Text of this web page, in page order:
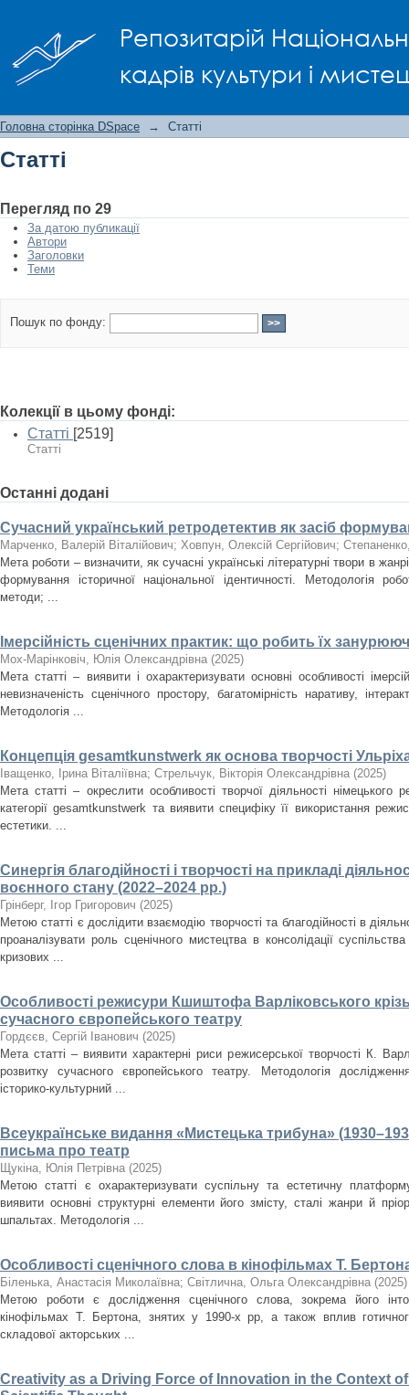
Репозитарій
кадрів культури і
Головна сторінка DSpace → Статті
Статті
Перегляд по 29
За датою публикації
Автори
Заголовки
Теми
Пошук по фонду:
Колекції в цьому фонді:
Статті [2519]
Статті
Останні додані
Сучасний український ретродетектив як засіб
Марченко, Валерій Віталійович; Ховпун, Олексій Сергійович;
Мета роботи – визначити, як сучасні українські літературні твори в
формування історичної національної ідентичності. Методологія
методи; ...
Імерсійність сценічних практик: що робить їх
Мох-Марінковіч, Юлія Олександрівна (2025)
Мета статті – виявити і охарактеризувати основні особливості
невизначеність сценічного простору, багатомірність наративу,
Методологія ...
Концепція gesamtkunstwerk як основа творчості
Іващенко, Ірина Віталіївна; Стрельчук, Вікторія Олександрівна (2025)
Мета статті – окреслити особливості творчої діяльності
категорії gesamtkunstwerk та виявити специфіку її використання
естетики. ...
Синергія благодійності і творчості на прикладі
воєнного стану (2022–2024 рр.)
Грінберг, Ігор Григорович (2025)
Метою статті є дослідити взаємодію творчості та благодійності в
проаналізувати роль сценічного мистецтва в консолідації
кризових ...
Особливості режисури Кшиштофа Варліковського
сучасного європейського театру
Гордєєв, Сергій Іванович (2025)
Мета статті – виявити характерні риси режисерської творчості К.
розвитку сучасного європейського театру. Методологія
історико-культурний ...
Всеукраїнське видання «Мистецька трибуна»
письма про театр
Щукіна, Юлія Петрівна (2025)
Метою статті є охарактеризувати суспільну та естетичну
виявити основні структурні елементи його змісту, сталі жанри й
шпальтах. Методологія ...
Особливості сценічного слова в кінофільмах Т.
Біленька, Анастасія Миколаївна; Світлична, Ольга Олександрівна (2025)
Метою роботи є дослідження сценічного слова, зокрема його
кінофільмах Т. Бертона, знятих у 1990-х рр, а також вплив
складової акторських ...
Creativity as a Driving Force of Innovation in the Context